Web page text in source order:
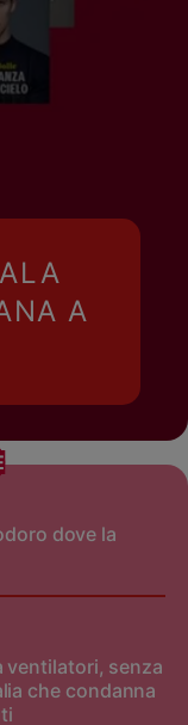
A
dove la
ventilatori, senza
che condanna